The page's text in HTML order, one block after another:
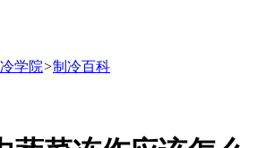
学院>制冷百科